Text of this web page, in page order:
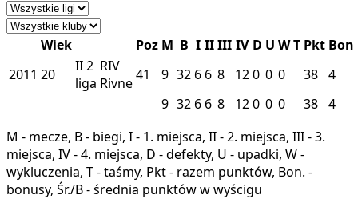
Wiek Poz M B I IIIII IV D U WT Pkt Bon
2011 20 II2
liga
RIV
Rivne41 9 32 6 6 8 120 0 0 38 4
9 32 6 6 8 120 0 0 38 4
M - mecze, B - biegi, I - 1. miejsca, II - 2. miejsca, III - 3.
miejsca, IV - 4. miejsca, D - defekty, U - upadki, W -
wykluczenia, T - taśmy, Pkt - razem punktów, Bon. -
bonusy, Śr./B - średnia punktów w wyścigu